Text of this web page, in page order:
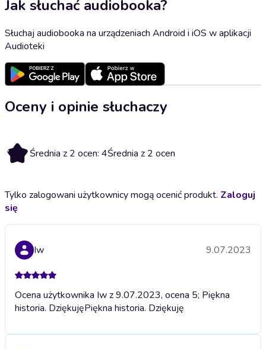
Jak słuchać audiobooka?
Słuchaj audiobooka na urządzeniach Android i iOS w aplikacji
Audioteki
Oceny i opinie słuchaczy
4 Średnia z 2 ocen: 4Średnia z 2 ocen
Tylko zalogowani użytkownicy mogą ocenić produkt. Zaloguj
się
Iw 9.07.2023
Ocena użytkownika Iw z 9.07.2023, ocena 5; Piękna
historia. DziękujęPiękna historia. Dziękuję